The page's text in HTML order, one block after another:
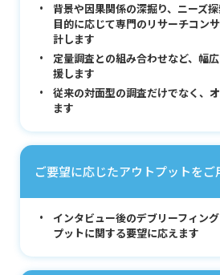
背景や因果関係の深掘り、ニーズ
目的に応じて専門のリサーチコン
計します
定量調査との組み合わせなど、幅
援します
従来の対面型の調査だけでなく、
ます
ご要望に応じたアウトプットをご
インタビュー後のデブリーフィン
プットに関する要望に応えます